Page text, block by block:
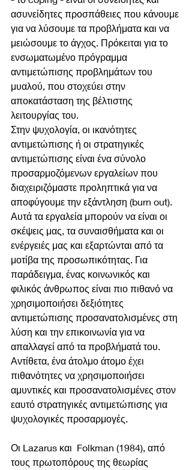
ασυνείδητες προσπάθειες που κάνουμε
για να λύσουμε τα προβλήματα και να
μειώσουμε το άγχος. Πρόκειται για το
ενσωματωμένο πρόγραμμα
αντιμετώπισης προβλημάτων του
μυαλού, που στοχεύει στην
αποκατάσταση της βέλτιστης
λειτουργίας του.
Στην ψυχολογία, οι ικανότητες
αντιμετώπισης ή οι στρατηγικές
αντιμετώπισης είναι ένα σύνολο
προσαρμοζόμενων εργαλείων που
διαχειριζόμαστε προληπτικά για να
αποφύγουμε την εξάντληση (burn out).
Αυτά τα εργαλεία μπορούν να είναι οι
σκέψεις μας, τα συναισθήματα και οι
ενέργειές μας και εξαρτώνται από τα
μοτίβα της προσωπικότητας. Για
παράδειγμα, ένας κοινωνικός και
φιλικός άνθρωπος είναι πιο πιθανό να
χρησιμοποιήσει δεξιότητες
αντιμετώπισης προσανατολισμένες στη
λύση και την επικοινωνία για να
απαλλαγεί από τα προβλήματά του.
Αντίθετα, ένα άτολμο άτομο έχει
πιθανότητες να χρησιμοποιήσει
αμυντικές και προσανατολισμένες στον
εαυτό στρατηγικές αντιμετώπισης για
ψυχολογικές προσαρμογές.
Οι Lazarus και  Folkman (1984), από
τους πρωτοπόρους της θεωρίας